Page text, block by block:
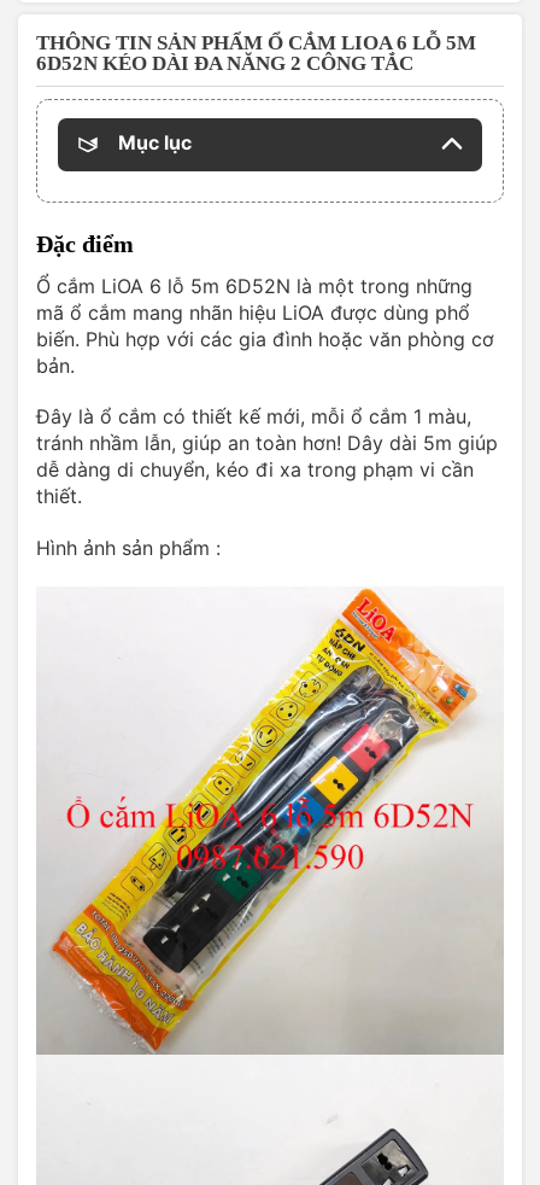
THÔNG TIN SẢN PHẨM Ổ CẮM LIOA 6 LỖ 5M
6D52N KÉO DÀI ĐA NĂNG 2 CÔNG TẮC
Mục lục
Đặc điểm
Ổ cắm LiOA 6 lỗ 5m 6D52N là một trong những
mã ổ cắm mang nhãn hiệu LiOA được dùng phổ
biến. Phù hợp với các gia đình hoặc văn phòng cơ
bản.
Đây là ổ cắm có thiết kế mới, mỗi ổ cắm 1 màu,
tránh nhầm lẫn, giúp an toàn hơn! Dây dài 5m giúp
dễ dàng di chuyển, kéo đi xa trong phạm vi cần
thiết.
Hình ảnh sản phẩm :